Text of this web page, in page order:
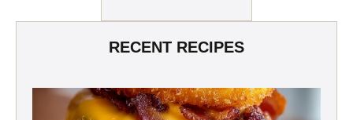
RECENT RECIPES